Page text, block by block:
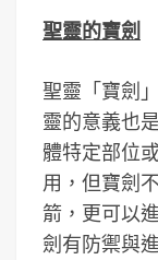
聖靈的寶劍
聖靈「寶劍
靈的意義也
體特定部位
用，但寶劍
箭，更可以
劍有防禦與